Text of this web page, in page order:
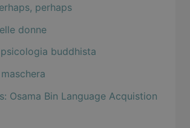
perhaps
donne
buddhista
Osama Bin Language Acquistion